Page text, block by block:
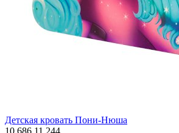
Детская кровать Пони-Нюша
10 686 11 244